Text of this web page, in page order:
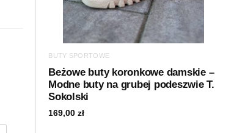
BUTY SPORTOWE
Beżowe buty koronkowe damskie –
Modne buty na grubej podeszwie T.
Sokolski
169,00zł